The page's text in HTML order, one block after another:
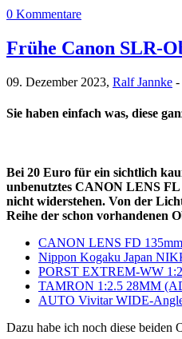
0 Kommentare
Frühe Canon SLR-
09. Dezember 2023, Ralf Jannke -
Sie haben einfach was, diese
Bei 20 Euro für ein sichtlich
unbenutztes CANON LENS FL
nicht widerstehen. Von der
Reihe der schon vorhandenen
CANON LENS FD
Nippon Kogaku Japan
PORST EXTREM-WW
TAMRON 1:2.5 28MM
AUTO Vivitar WIDE-
Dazu habe ich noch diese beiden